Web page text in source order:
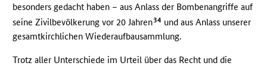
besonders gedacht haben – aus Anlass der Bombenangriffe auf
seine Zivilbevölkerung vor 20 Jahren34 und aus Anlass unserer
gesamtkirchlichen Wiederaufbausammlung.
Trotz aller Unterschiede im Urteil über das Recht und die